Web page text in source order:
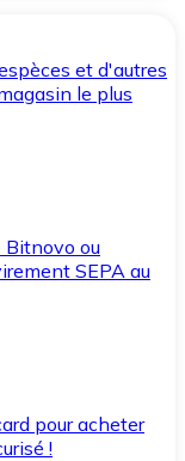
et d'autres
le plus
ou
SEPA au
pour acheter
!